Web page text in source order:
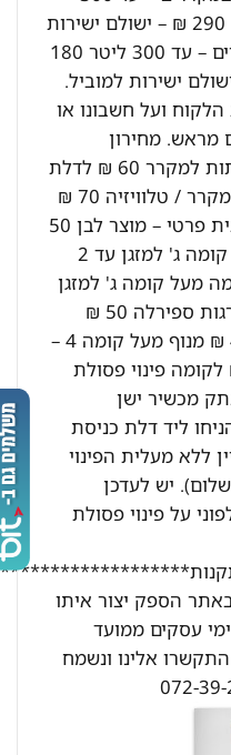
ליטר 200 ₪, 300-600 ליטר 290 ₪ – ישולם ישירות
לטכנא. פירוק דלתות במקררים – עד 300 ליטר 180
250 ₪ – ישולם ישירות למוביל.
ועל חשבונו או
מחירון
לתוספות מיוחדות: פרוק דלתות למקרר 60 ₪ לדלת
תוספת קומה מעל קומה ג' למקרר / טלוויזיה 70 ₪
לקומה תוספת קומה בתוך בית פרטי – מוצר לבן 50
₪ לקומה תוספת קומה מעל קומה ג' למזגן עד 2
מעל קומה ג' למזגן
מעל 2 כ"ס 70 ₪ לקומה מדרגות ספירלה 50 ₪
לקומה מנוף עד קומה 4 400 ₪ מנוף מעל קומה 4 –
נוספת 100 ₪ לקומה פינוי פסולת
מכשיר ישן
ליד דלת כניסת
בבניין ללא מעלית הפינוי
תשלום). יש לעדכן
על פינוי פסולת
הספק יצור איתו
לו התקנה עד 7 ימי עסקים ממועד
אלינו ונשמח